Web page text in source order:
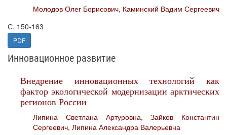
Молодов Олег Борисович, Каминский Вадим Сергеевич
С. 150-163
PDF
Инновационное развитие
Внедрение инновационных технологий как
фактор экологической модернизации арктических
регионов России
Липина Светлана Артуровна,Зайков Константин
Сергеевич, Липина Александра Валерьевна